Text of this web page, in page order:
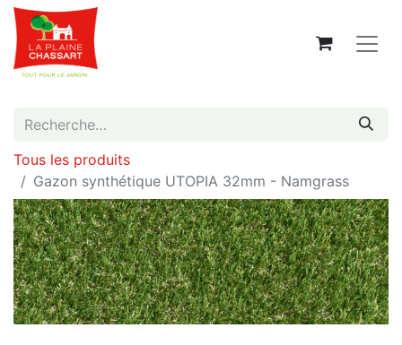
Tous les produits
Gazon synthétique UTOPIA 32mm - Namgrass